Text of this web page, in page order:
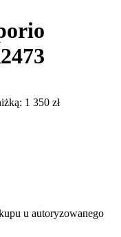
1 350 zł
u autoryzowanego